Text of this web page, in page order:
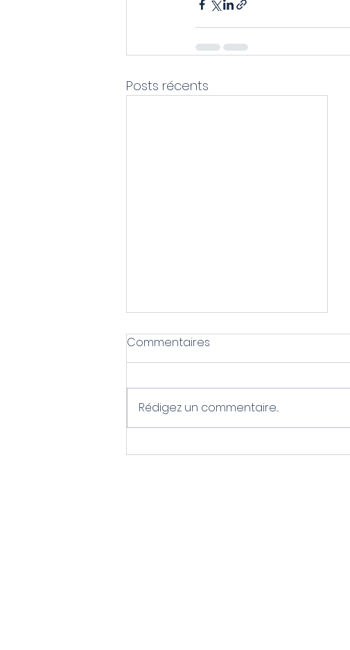
Posts récents
Douleurs au cou
Commentaires
Rédigez un commentaire...